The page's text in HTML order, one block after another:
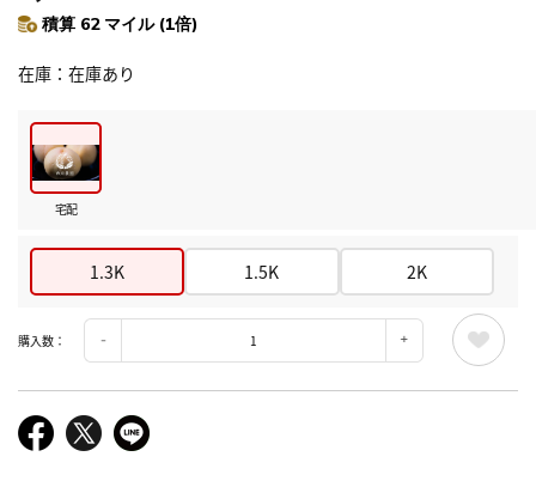
積算 62 マイル (1倍)
在庫 在庫あり
宅配
1.3K 1.5K 2K
購入数：